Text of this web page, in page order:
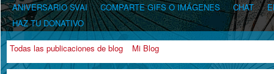
ANIVERSARIO SVAI
COMPARTE GIFS O IMÁGENES CHAT
HAZ TU DONATIVO
Todas las publicaciones de blog Mi Blog